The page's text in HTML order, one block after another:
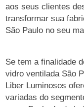
aos seus clientes
transformar sua
São Paulo no seu
Se tem a finalidade
vidro ventilada São
Liber Luminosos
variadas do